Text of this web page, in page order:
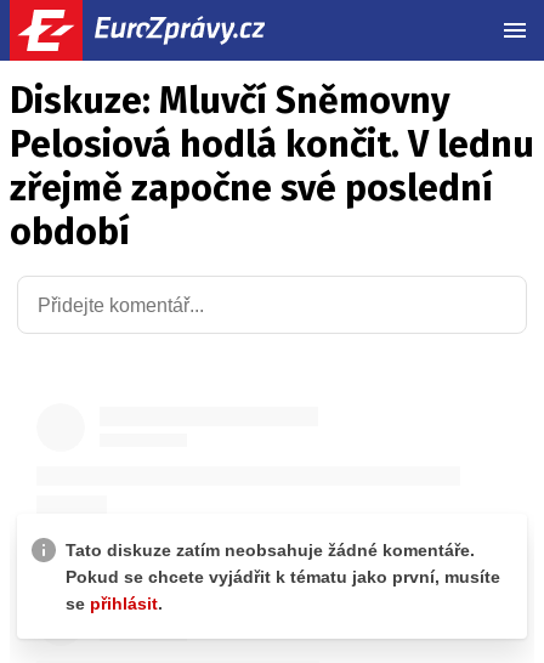
Diskuze: Mluvčí Sněmovny
Pelosiová hodlá končit. V lednu
zřejmě započne své poslední
období